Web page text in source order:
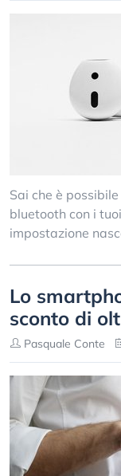
Sai che è
bluetooth con i
impostazione
Lo
sconto di
Pasquale Conte